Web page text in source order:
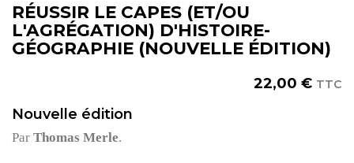
RÉUSSIR LE CAPES (ET/OU
L'AGRÉGATION) D'HISTOIRE-
GÉOGRAPHIE (NOUVELLE ÉDITION)
22,00 € TTC
Nouvelle édition
Par Thomas Merle.